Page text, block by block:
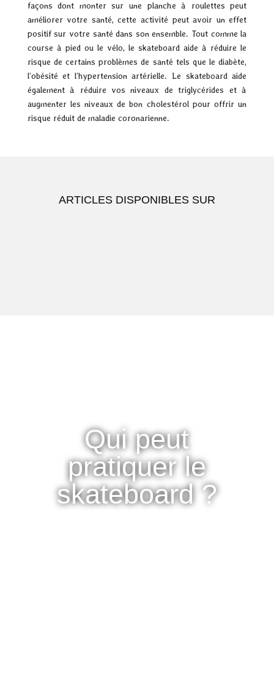
façons dont monter sur une planche à roulettes peut
améliorer votre santé, cette activité peut avoir un effet
positif sur votre santé dans son ensemble. Tout comme la
course à pied ou le vélo, le skateboard aide à réduire le
risque de certains problèmes de santé tels que le diabète,
l’obésité et l’hypertension artérielle. Le skateboard aide
également à réduire vos niveaux de triglycérides et à
augmenter les niveaux de bon cholestérol pour offrir un
risque réduit de maladie coronarienne.
ARTICLES DISPONIBLES SUR
Qui peut
pratiquer le
skateboard ?